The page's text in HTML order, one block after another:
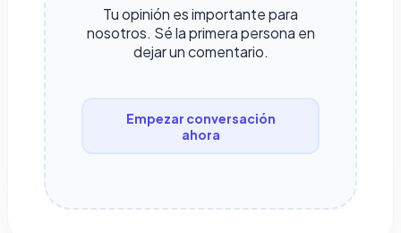
Tu opinión es importante para
nosotros. Sé la primera persona en
dejar un comentario.
Empezar conversación
ahora